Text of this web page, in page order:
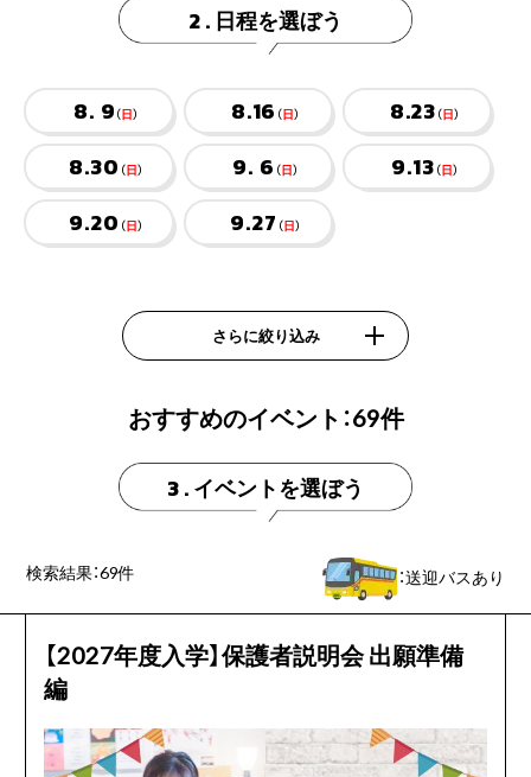
2 . 日程を選ぼう
8. 9 （日） 8.16 （日） 8.23 （日）
8.30 （日） 9. 6 （日） 9.13 （日）
9.20 （日） 9.27 （日）
さらに絞り込み
おすすめのイベント：69件
3 .イベントを選ぼう
検索結果：69件 ：送迎バスあり
【2027年度入学】保護者説明会 出願準備
編